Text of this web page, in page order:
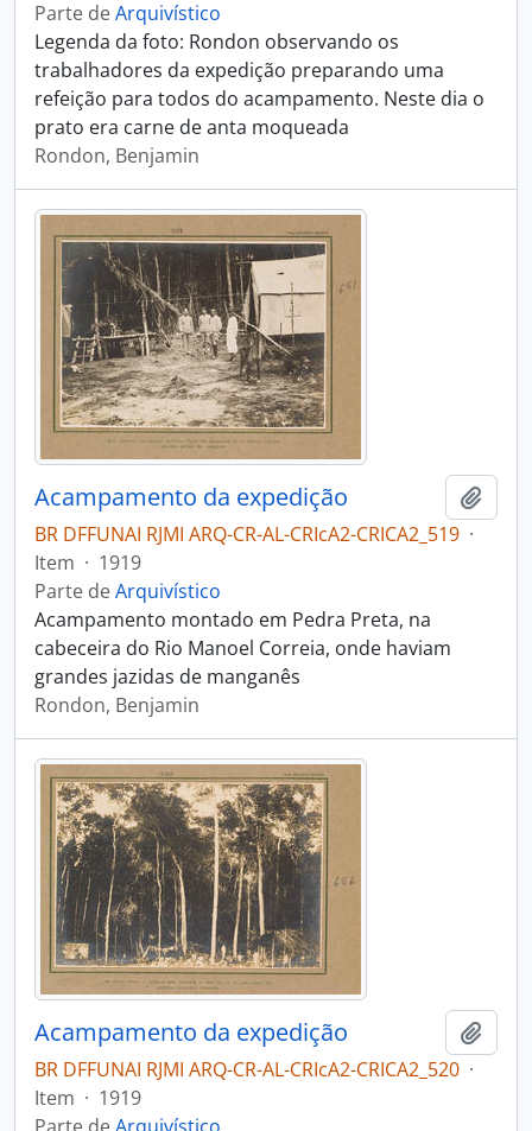
Parte deArquivístico
Legenda da foto: Rondon observando os
trabalhadores da expedição preparando uma
refeição para todos do acampamento. Neste dia o
prato era carne de anta moqueada
Rondon, Benjamin
Acampamento da expedição
BR DFFUNAI RJMI ARQ-CR-AL-CRIcA2-CRICA2_519 ·
Item · 1919
Parte deArquivístico
Acampamento montado em Pedra Preta, na
cabeceira do Rio Manoel Correia, onde haviam
grandes jazidas de manganês
Rondon, Benjamin
Acampamento da expedição
BR DFFUNAI RJMI ARQ-CR-AL-CRIcA2-CRICA2_520 ·
Item · 1919